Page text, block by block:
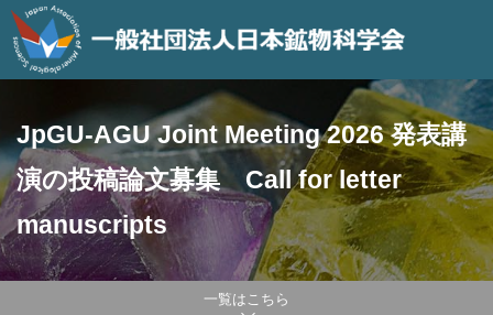
JpGU-AGU Joint Meeting 2026 発表講
演の投稿論文募集 Call for letter
manuscripts
一覧はこちら